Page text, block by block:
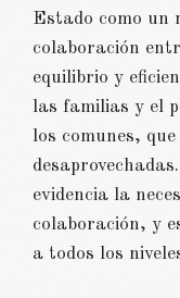
Estado como un
colaboración
equilibrio y
las familias y el
los comunes,
evidencia la
colaboración, y
a todos los